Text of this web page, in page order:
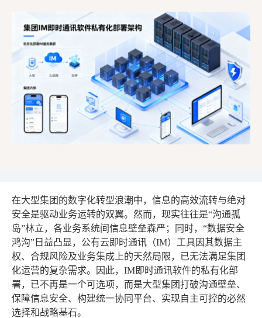
在大型集团的数字化转型浪潮中，信息的高效流转与绝对
安全是驱动业务运转的双翼。然而，现实往往是“沟通孤
岛”林立，各业务系统间信息壁垒森严；同时，“数据安全
鸿沟”日益凸显，公有云即时通讯（IM）工具因其数据主
权、合规风险及业务集成上的天然局限，已无法满足集团
化运营的复杂需求。因此，IM即时通讯软件的私有化部
署，已不再是一个可选项，而是大型集团打破沟通壁垒、
保障信息安全、构建统一协同平台、实现自主可控的必然
选择和战略基石。